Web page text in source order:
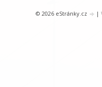
© 2026 eStránky.cz |